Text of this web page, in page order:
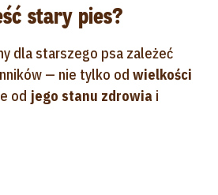
stary pies?
dla starszego psa zależeć
— nie tylko od wielkości
od jego stanu zdrowia i